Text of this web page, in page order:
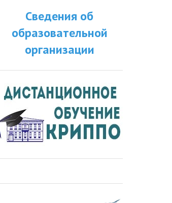
Сведения об
образовательной
организации